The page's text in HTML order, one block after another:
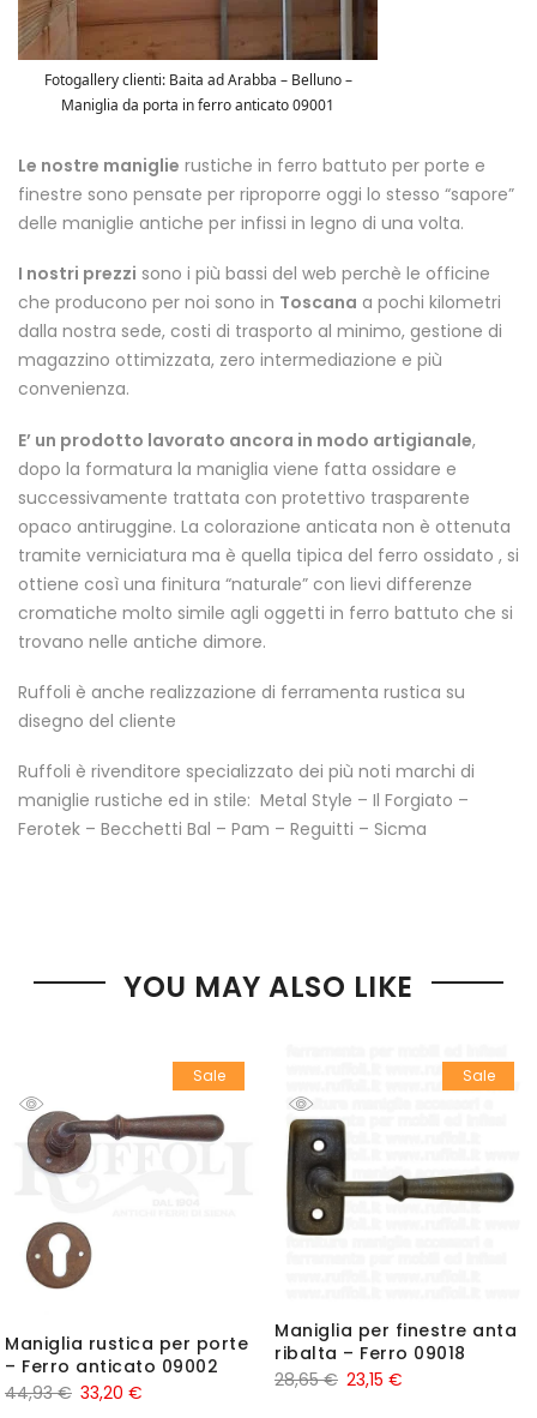
Fotogallery clienti: Baita ad Arabba – Belluno –
Maniglia da porta in ferro anticato 09001
Le nostre maniglie rustiche in ferro battuto per porte e
finestre sono pensate per riproporre oggi lo stesso “sapore”
delle maniglie antiche per infissi in legno di una volta.
I nostri prezzi sono i più bassi del web perchè le officine
che producono per noi sono in Toscana a pochi kilometri
dalla nostra sede, costi di trasporto al minimo, gestione di
magazzino ottimizzata, zero intermediazione e più
convenienza.
E’ un prodotto lavorato ancora in modo artigianale,
dopo la formatura la maniglia viene fatta ossidare e
successivamente trattata con protettivo trasparente
opaco antiruggine. La colorazione anticata non è ottenuta
tramite verniciatura ma è quella tipica del ferro ossidato , si
ottiene così una finitura “naturale” con lievi differenze
cromatiche molto simile agli oggetti in ferro battuto che si
trovano nelle antiche dimore.
Ruffoli è anche realizzazione di ferramenta rustica su
disegno del cliente
Ruffoli è rivenditore specializzato dei più noti marchi di
maniglie rustiche ed in stile: Metal Style – Il Forgiato –
Ferotek – Becchetti Bal – Pam – Reguitti – Sicma
YOU MAY ALSO LIKE
Sale
Maniglia rustica per porte
– Ferro anticato 09002
44,93€ 33,20 €
Sale
Maniglia per finestre anta
ribalta – Ferro 09018
28,65€ 23,15 €